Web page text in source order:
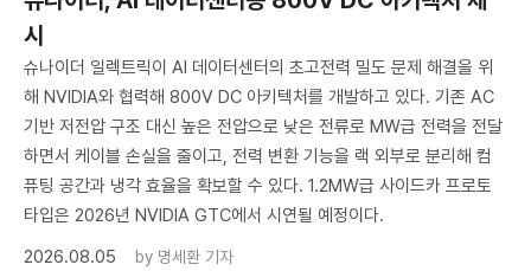
시
슈나이더 일렉트릭이 AI 데이터센터의 초고전력 밀도 문제 해결을 위
해 NVIDIA와 협력해 800V DC 아키텍처를 개발하고 있다. 기존 AC
기반 저전압 구조 대신 높은 전압으로 낮은 전류로 MW급 전력을 전달
하면서 케이블 손실을 줄이고, 전력 변환 기능을 랙 외부로 분리해 컴
퓨팅 공간과 냉각 효율을 확보할 수 있다. 1.2MW급 사이드카 프로토
타입은 2026년 NVIDIA GTC에서 시연될 예정이다.
2026.08.05
by 명세환 기자